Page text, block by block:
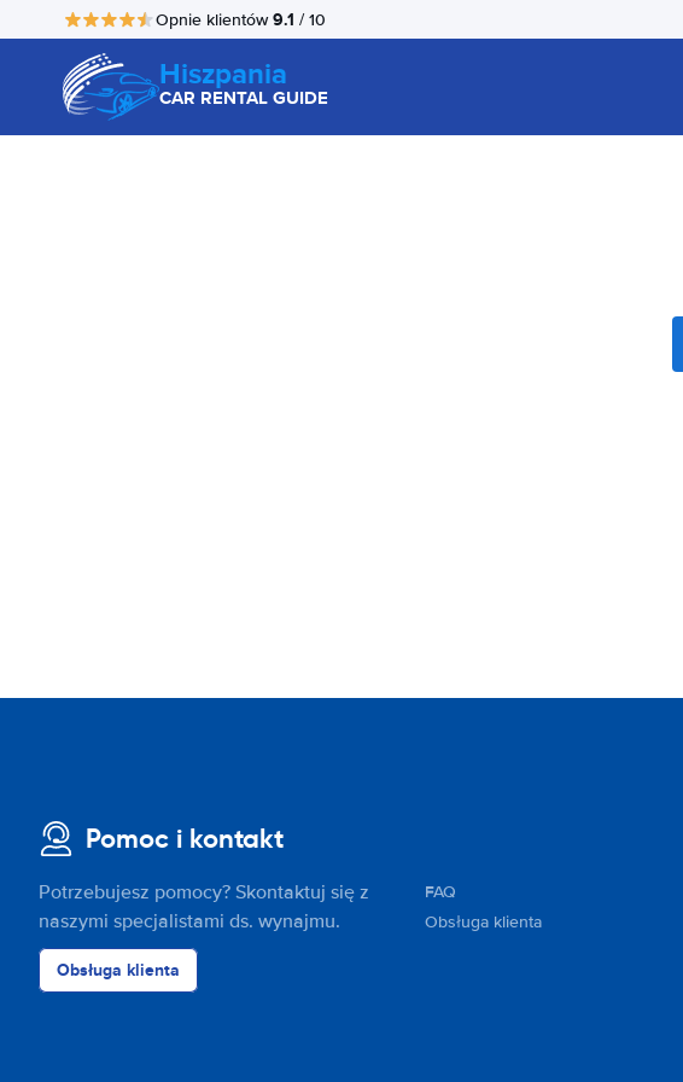
Opnie klientów9.1 / 10
Hiszpania
CAR RENTAL GUIDE
Pomoc i kontakt
Potrzebujesz pomocy? Skontaktuj się z
naszymi specjalistami ds. wynajmu.
Obsługa klienta
FAQ
Obsługa klienta